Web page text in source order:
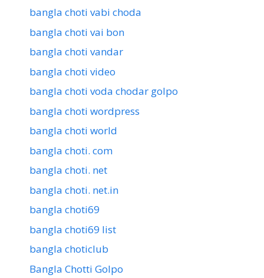
bangla choti vabi choda
bangla choti vai bon
bangla choti vandar
bangla choti video
bangla choti voda chodar golpo
bangla choti wordpress
bangla choti world
bangla choti. com
bangla choti. net
bangla choti. net.in
bangla choti69
bangla choti69 list
bangla choticlub
Bangla Chotti Golpo